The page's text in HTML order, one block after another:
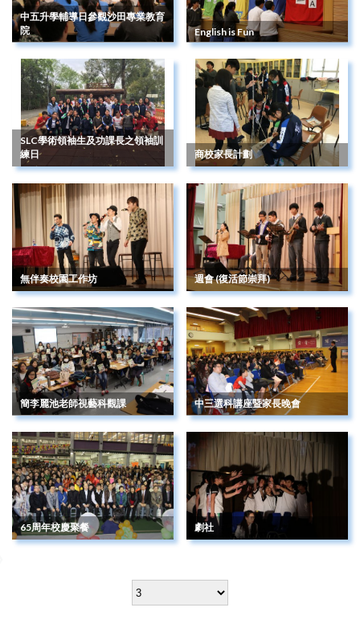
中五升學輔導日參觀沙田專業教育
院
English is Fun
SLC學術領袖生及功課長之領袖訓
練日
商校家長計劃
無伴奏校園工作坊 週會 (復活節崇拜)
簡李麗池老師視藝科觀課 中三選科講座暨家長晚會
65周年校慶聚餐 劇社